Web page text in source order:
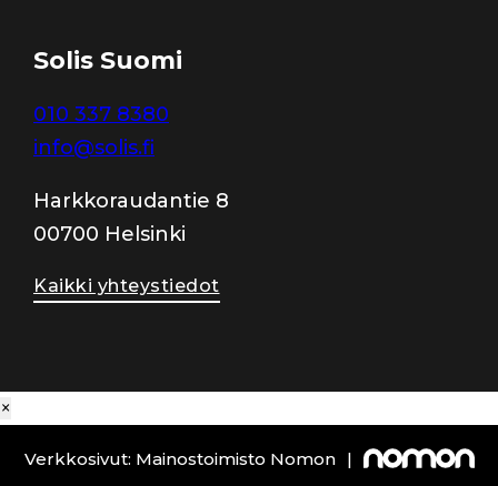
Solis Suomi
010 337 8380
info@solis.fi
Harkkoraudantie 8
00700 Helsinki
Kaikki yhteystiedot
×
Verkkosivut: Mainostoimisto Nomon |